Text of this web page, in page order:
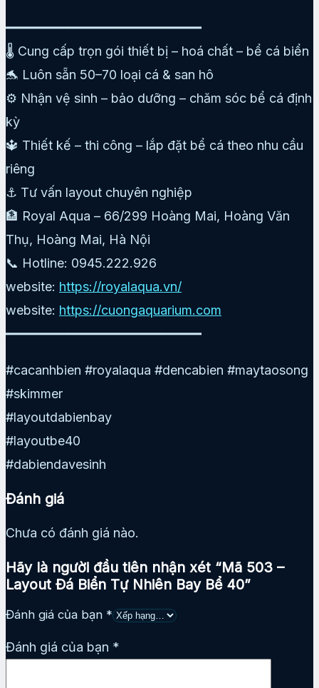
━━━━━━━━━━━━━━━━━━━━━━━━━
🌡️ Cung cấp trọn gói thiết bị – hoá chất – bể cá biển
🐬 Luôn sẵn 50–70 loại cá & san hô
⚙️ Nhận vệ sinh – bảo dưỡng – chăm sóc bể cá định
kỳ
🔱 Thiết kế – thi công – lắp đặt bể cá theo nhu cầu
riêng
⚓ Tư vấn layout chuyên nghiệp
🏦 Royal Aqua – 66/299 Hoàng Mai, Hoàng Văn
Thụ, Hoàng Mai, Hà Nội
📞 Hotline: 0945.222.926
website: https://royalaqua.vn/
website: https://cuongaquarium.com
━━━━━━━━━━━━━━━━━━━━━━━━━
#cacanhbien #royalaqua #dencabien #maytaosong
#skimmer
#layoutdabienbay
#layoutbe40
#dabiendavesinh
Đánh giá
Chưa có đánh giá nào.
Hãy là người đầu tiên nhận xét “Mã 503 –
Layout Đá Biển Tự Nhiên Bay Bể 40”
Đánh giá của bạn *
Đánh giá của bạn *